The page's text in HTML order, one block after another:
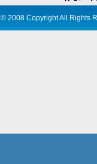
©2008 Copyright All Rights